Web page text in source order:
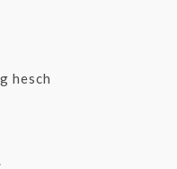
hesch